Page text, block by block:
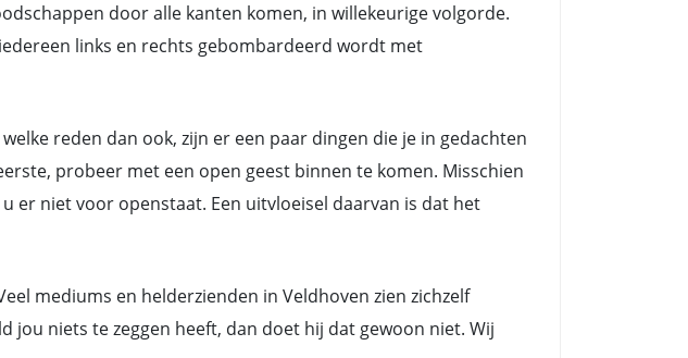
door alle kanten komen, in willekeurige volgorde.
links en rechts gebombardeerd wordt met
reden dan ook, zijn er een paar dingen die je in gedachten
probeer met een open geest binnen te komen. Misschien
er niet voor openstaat. Een uitvloeisel daarvan is dat het
mediums en helderzienden in Veldhoven zien zichzelf
jou niets te zeggen heeft, dan doet hij dat gewoon niet. Wij